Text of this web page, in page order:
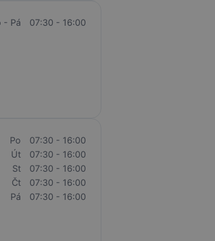
- Pá 07:30 - 16:00
Po
07:30 - 16:00
Út
07:30 - 16:00
St
07:30 - 16:00
Čt
07:30 - 16:00
Pá
07:30 - 16:00